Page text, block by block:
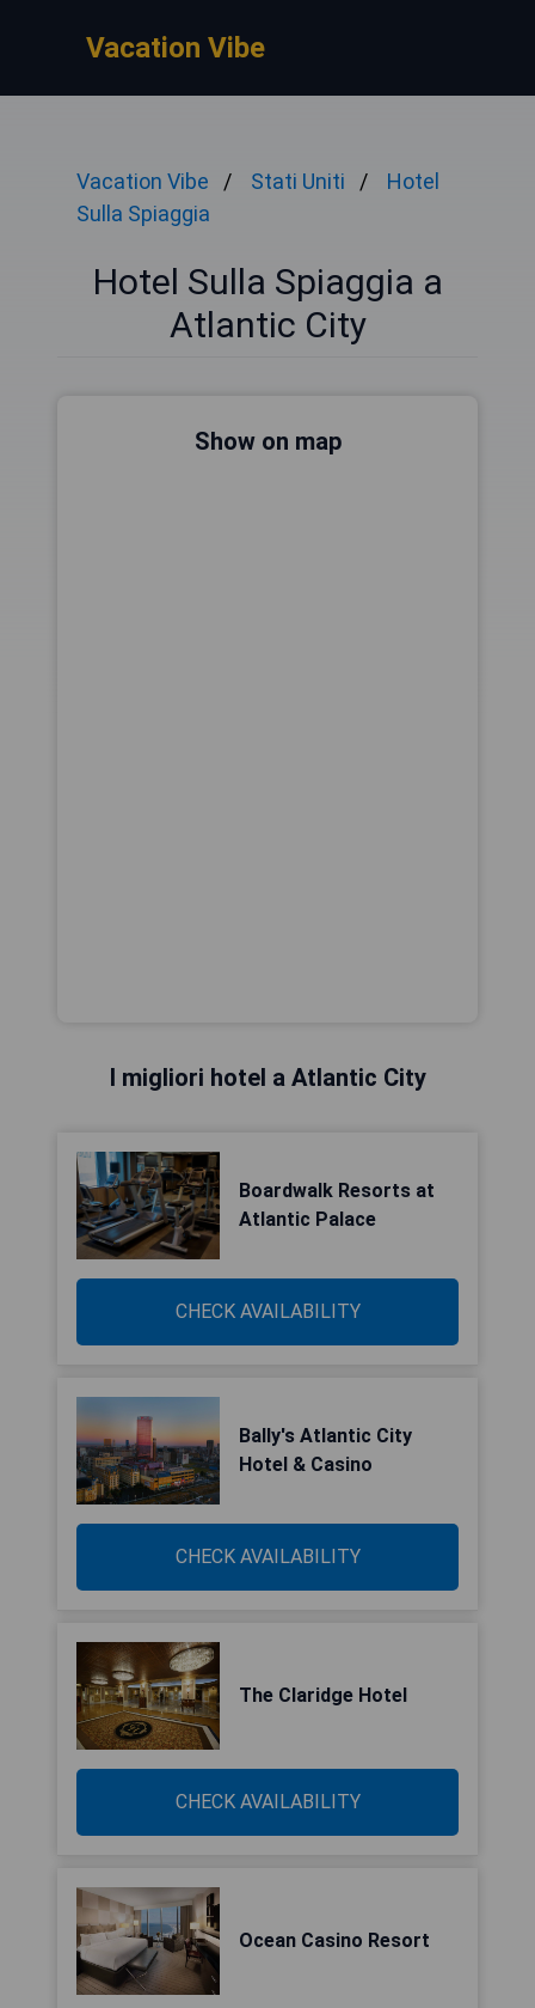
Vacation Vibe
Vacation Vibe Stati Uniti
Hotel
Sulla Spiaggia
Hotel Sulla Spiaggia a
Atlantic City
Show on map
I migliori hotel a Atlantic City
Boardwalk Resorts at
Atlantic Palace
CHECK AVAILABILITY
Bally's Atlantic City
Hotel & Casino
CHECK AVAILABILITY
The Claridge Hotel
CHECK AVAILABILITY
Ocean Casino Resort